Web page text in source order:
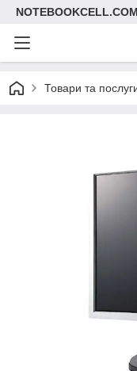
Товари та